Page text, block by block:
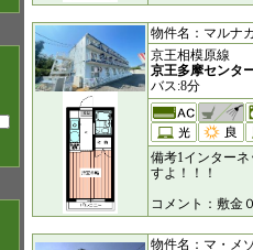
物件名：マルナ
京王相模原線
京王多摩センタ
バス:8分
備考1インター
すよ！！！
コメント：敷金
物件名：マ・メ